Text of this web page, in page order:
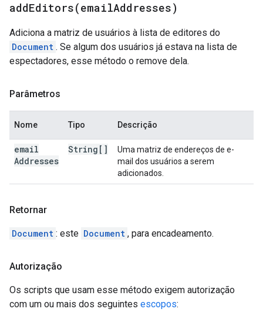
addEditors(emailAddresses)
Adiciona a matriz de usuários à lista de editores do
Document . Se algum dos usuários já estava na lista de
espectadores, esse método o remove dela.
Parâmetros
Nome Tipo Descrição
email
Addresses
String[]
Uma matriz de endereços de e-
mail dos usuários a serem
adicionados.
Retornar
Document : este Document , para encadeamento.
Autorização
Os scripts que usam esse método exigem autorização
com um ou mais dos seguintes escopos: